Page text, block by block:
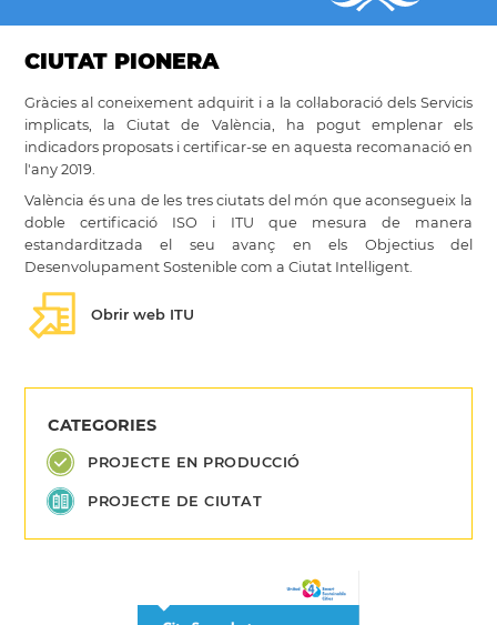
CIUTAT PIONERA
Gràcies al coneixement adquirit i a la col·laboració dels Servicis
implicats, la Ciutat de València, ha pogut emplenar els
indicadors proposats i certificar-se en aquesta recomanació en
l'any 2019.
València és una de les tres ciutats del món que aconsegueix la
doble certificació ISO i ITU que mesura de manera
estandarditzada el seu avanç en els Objectius del
Desenvolupament Sostenible com a Ciutat Intel·ligent.
Obrir web ITU
CATEGORIES
PROJECTE EN PRODUCCIÓ
PROJECTE DE CIUTAT